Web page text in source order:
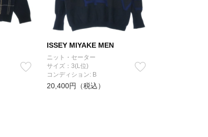
ISSEY MIYAKE MEN
ニット・セーター
サイズ：3(L位)
コンディション: B
20,400円（税込）